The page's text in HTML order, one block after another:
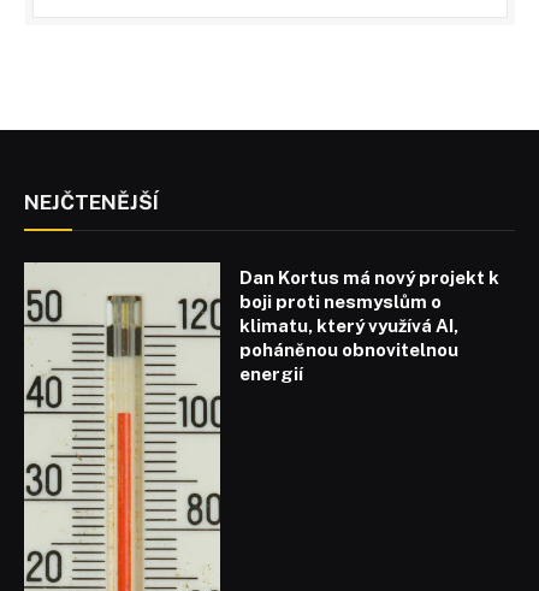
NEJČTENĚJŠÍ
Dan Kortus má nový projekt k
boji proti nesmyslům o
klimatu, který využívá AI,
poháněnou obnovitelnou
energií